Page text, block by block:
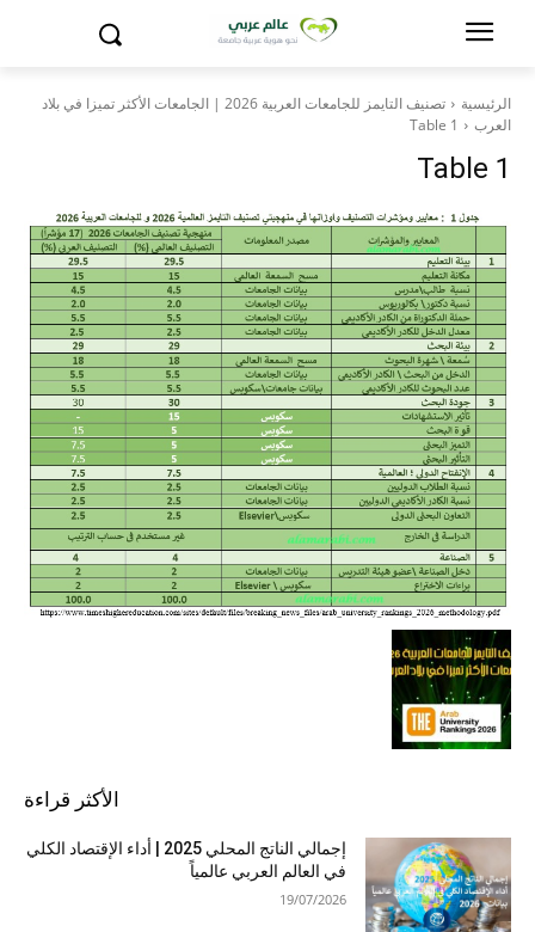
الرئيسية
تصنيف التايمز للجامعات العربية 2026 | الجامعات الأكثر تميزا في بلاد
العرب
Table 1
Table 1
الأكثر قراءة
إجمالي الناتج المحلي 2025 | أداء الإقتصاد الكلي
في العالم العربي عالمياً
19/07/2026